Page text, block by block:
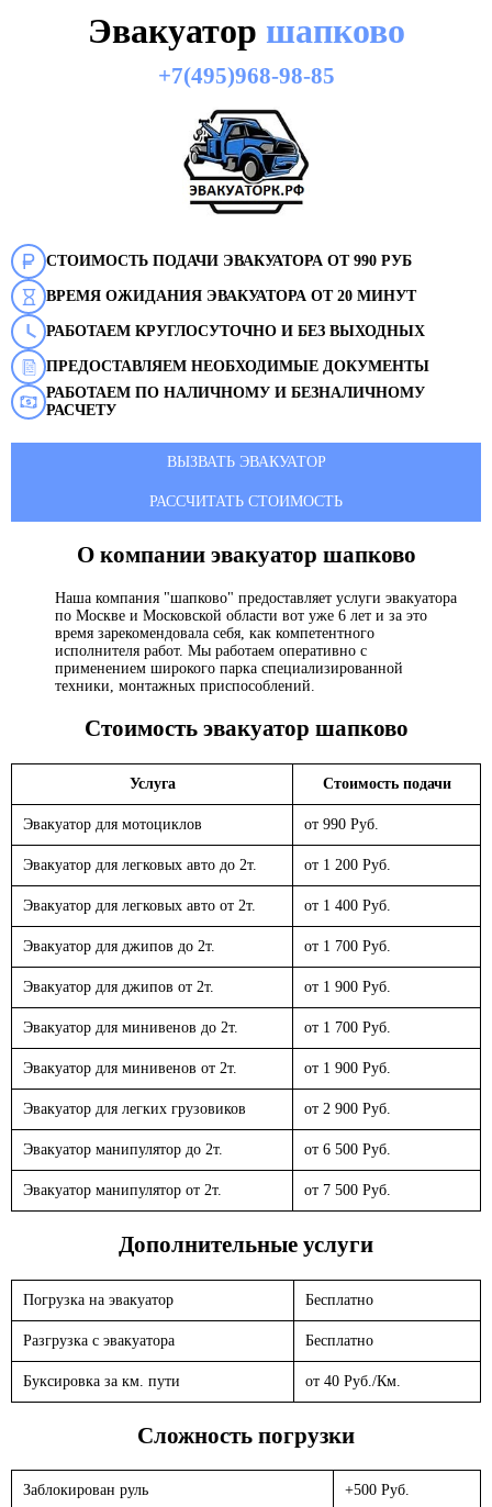
Эвакуатор шапково
+7(495)968-98-85
СТОИМОСТЬ ПОДАЧИ ЭВАКУАТОРА ОТ 990 РУБ
ВРЕМЯ ОЖИДАНИЯ ЭВАКУАТОРА ОТ 20 МИНУТ
РАБОТАЕМ КРУГЛОСУТОЧНО И БЕЗ ВЫХОДНЫХ
ПРЕДОСТАВЛЯЕМ НЕОБХОДИМЫЕ ДОКУМЕНТЫ
РАБОТАЕМ ПО НАЛИЧНОМУ И БЕЗНАЛИЧНОМУ
РАСЧЕТУ
ВЫЗВАТЬ ЭВАКУАТОР
РАССЧИТАТЬ СТОИМОСТЬ
О компании эвакуатор шапково
Наша компания "шапково" предоставляет услуги эвакуатора
по Москве и Московской области вот уже 6 лет и за это
время зарекомендовала себя, как компетентного
исполнителя работ. Мы работаем оперативно с
применением широкого парка специализированной
техники, монтажных приспособлений.
Стоимость эвакуатор шапково
Услуга Стоимость подачи
Эвакуатор для мотоциклов от 990 Руб.
Эвакуатор для легковых авто до 2т. от 1 200 Руб.
Эвакуатор для легковых авто от 2т. от 1 400 Руб.
Эвакуатор для джипов до 2т. от 1 700 Руб.
Эвакуатор для джипов от 2т. от 1 900 Руб.
Эвакуатор для минивенов до 2т. от 1 700 Руб.
Эвакуатор для минивенов от 2т. от 1 900 Руб.
Эвакуатор для легких грузовиков от 2 900 Руб.
Эвакуатор манипулятор до 2т. от 6 500 Руб.
Эвакуатор манипулятор от 2т. от 7 500 Руб.
Дополнительные услуги
Погрузка на эвакуатор Бесплатно
Разгрузка с эвакуатора Бесплатно
Буксировка за км. пути от 40 Руб./Км.
Сложность погрузки
Заблокирован руль +500 Руб.